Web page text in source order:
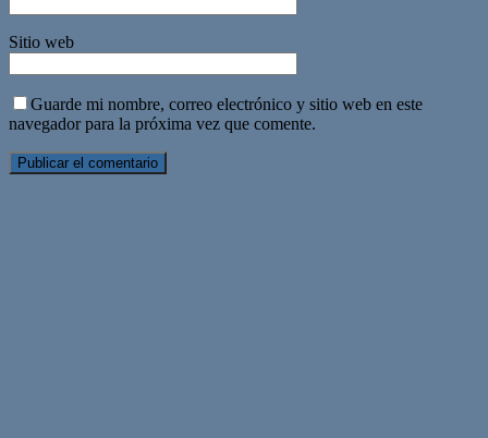
Sitio web
Guarde mi nombre, correo electrónico y sitio web en este
navegador para la próxima vez que comente.